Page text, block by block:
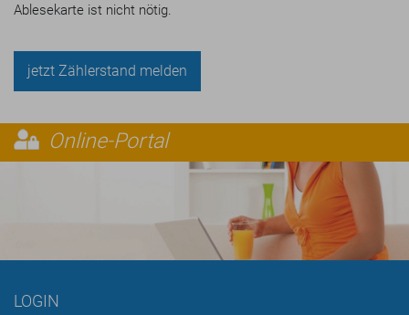
Ablesekarte ist nicht nötig.
jetzt Zählerstand melden
Online-Portal
LOGIN